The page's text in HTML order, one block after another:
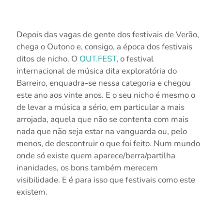
Depois das vagas de gente dos festivais de Verão,
chega o Outono e, consigo, a época dos festivais
ditos de nicho. O OUT.FEST, o festival
internacional de música dita exploratória do
Barreiro, enquadra-se nessa categoria e chegou
este ano aos vinte anos. E o seu nicho é mesmo o
de levar a música a sério, em particular a mais
arrojada, aquela que não se contenta com mais
nada que não seja estar na vanguarda ou, pelo
menos, de descontruir o que foi feito. Num mundo
onde só existe quem aparece/berra/partilha
inanidades, os bons também merecem
visibilidade. E é para isso que festivais como este
existem.